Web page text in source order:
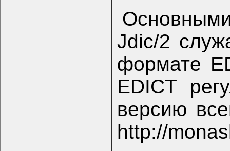
Jdic/2
формате
EDICT
версию
http://